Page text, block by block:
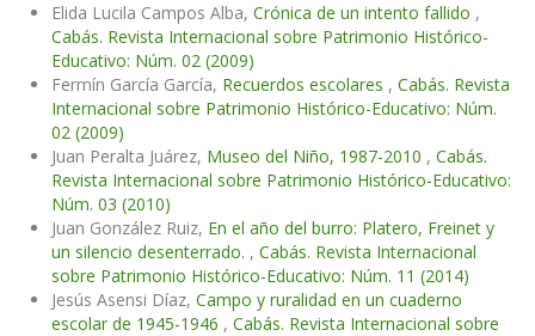
Elida Lucila Campos Alba, Crónica de un intento fallido ,
Cabás. Revista Internacional sobre Patrimonio Histórico-
Educativo: Núm. 02 (2009)
Fermín García García, Recuerdos escolares , Cabás. Revista
Internacional sobre Patrimonio Histórico-Educativo: Núm.
02 (2009)
Juan Peralta Juárez, Museo del Niño, 1987-2010 , Cabás.
Revista Internacional sobre Patrimonio Histórico-Educativo:
Núm. 03 (2010)
Juan González Ruiz, En el año del burro: Platero, Freinet y
un silencio desenterrado. , Cabás. Revista Internacional
sobre Patrimonio Histórico-Educativo: Núm. 11 (2014)
Jesús Asensi Díaz, Campo y ruralidad en un cuaderno
escolar de 1945-1946 , Cabás. Revista Internacional sobre